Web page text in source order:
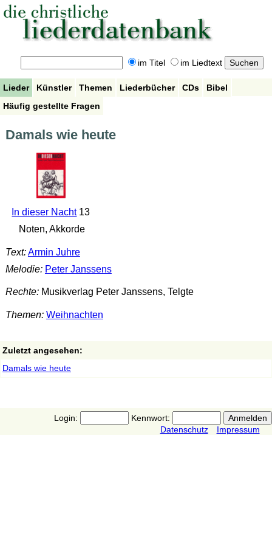
im Titel im Liedtext
Lieder Künstler Themen Liederbücher CDs
Bibel
Häufig gestellte Fragen
Damals wie heute
In dieser Nacht13
Noten, Akkorde
Text:Armin Juhre
Melodie: Peter Janssens
Rechte:Musikverlag Peter Janssens, Telgte
Themen: Weihnachten
Zuletzt angesehen:
Damals wie heute
Login:
Kennwort:
Datenschutz
Impressum